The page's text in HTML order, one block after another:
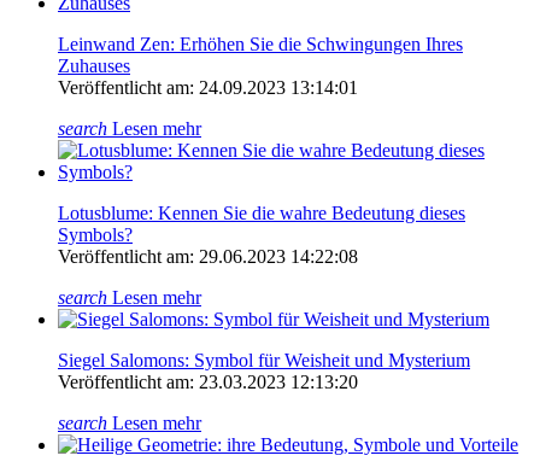
Leinwand Zen: Erhöhen Sie die Schwingungen Ihres
Zuhauses
Veröffentlicht am: 24.09.2023 13:14:01
search Lesen mehr
Lotusblume: Kennen Sie die wahre Bedeutung dieses
Symbols?
Veröffentlicht am: 29.06.2023 14:22:08
search Lesen mehr
Siegel Salomons: Symbol für Weisheit und Mysterium
Veröffentlicht am: 23.03.2023 12:13:20
search Lesen mehr